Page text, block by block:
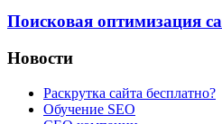
Поисковая оптимизация
Новости
Раскрутка сайта бесплатно?
Обучение SEO